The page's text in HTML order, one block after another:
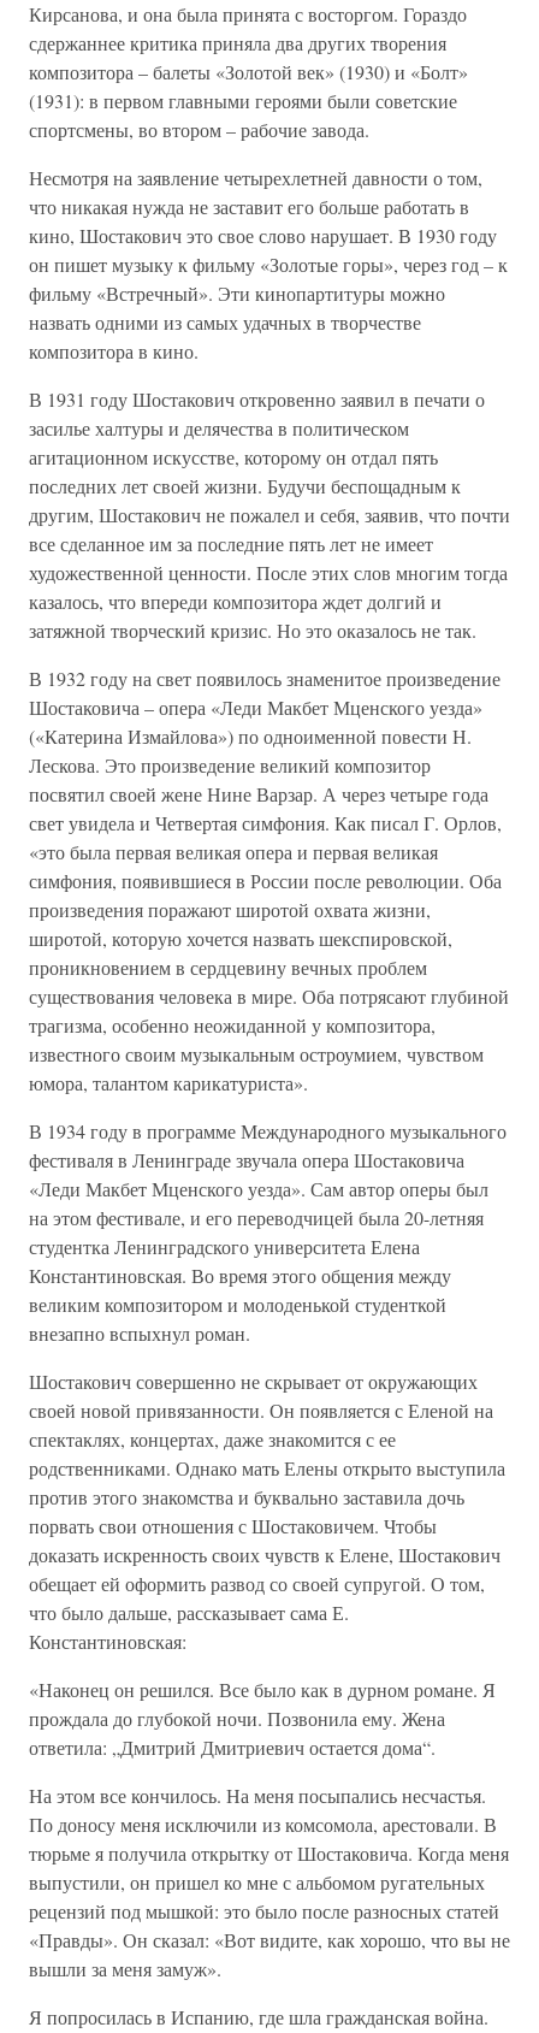
Кирсанова, и она была принята с восторгом. Гораздо
сдержаннее критика приняла два других творения
композитора – балеты «Золотой век» (1930) и «Болт»
(1931): в первом главными героями были советские
спортсмены, во втором – рабочие завода.
Несмотря на заявление четырехлетней давности о том,
что никакая нужда не заставит его больше работать в
кино, Шостакович это свое слово нарушает. В 1930 году
он пишет музыку к фильму «Золотые горы», через год – к
фильму «Встречный». Эти кинопартитуры можно
назвать одними из самых удачных в творчестве
композитора в кино.
В 1931 году Шостакович откровенно заявил в печати о
засилье халтуры и делячества в политическом
агитационном искусстве, которому он отдал пять
последних лет своей жизни. Будучи беспощадным к
другим, Шостакович не пожалел и себя, заявив, что почти
все сделанное им за последние пять лет не имеет
художественной ценности. После этих слов многим тогда
казалось, что впереди композитора ждет долгий и
затяжной творческий кризис. Но это оказалось не так.
В 1932 году на свет появилось знаменитое произведение
Шостаковича – опера «Леди Макбет Мценского уезда»
(«Катерина Измайлова») по одноименной повести Н.
Лескова. Это произведение великий композитор
посвятил своей жене Нине Варзар. А через четыре года
свет увидела и Четвертая симфония. Как писал Г. Орлов,
«это была первая великая опера и первая великая
симфония, появившиеся в России после революции. Оба
произведения поражают широтой охвата жизни,
широтой, которую хочется назвать шекспировской,
проникновением в сердцевину вечных проблем
существования человека в мире. Оба потрясают глубиной
трагизма, особенно неожиданной у композитора,
известного своим музыкальным остроумием, чувством
юмора, талантом карикатуриста».
В 1934 году в программе Международного музыкального
фестиваля в Ленинграде звучала опера Шостаковича
«Леди Макбет Мценского уезда». Сам автор оперы был
на этом фестивале, и его переводчицей была 20-летняя
студентка Ленинградского университета Елена
Константиновская. Во время этого общения между
великим композитором и молоденькой студенткой
внезапно вспыхнул роман.
Шостакович совершенно не скрывает от окружающих
своей новой привязанности. Он появляется с Еленой на
спектаклях, концертах, даже знакомится с ее
родственниками. Однако мать Елены открыто выступила
против этого знакомства и буквально заставила дочь
порвать свои отношения с Шостаковичем. Чтобы
доказать искренность своих чувств к Елене, Шостакович
обещает ей оформить развод со своей супругой. О том,
что было дальше, рассказывает сама Е.
Константиновская:
«Наконец он решился. Все было как в дурном романе. Я
прождала до глубокой ночи. Позвонила ему. Жена
ответила: „Дмитрий Дмитриевич остается дома“.
На этом все кончилось. На меня посыпались несчастья.
По доносу меня исключили из комсомола, арестовали. В
тюрьме я получила открытку от Шостаковича. Когда меня
выпустили, он пришел ко мне с альбомом ругательных
рецензий под мышкой: это было после разносных статей
«Правды». Он сказал: «Вот видите, как хорошо, что вы не
вышли за меня замуж».
Я попросилась в Испанию, где шла гражданская война.